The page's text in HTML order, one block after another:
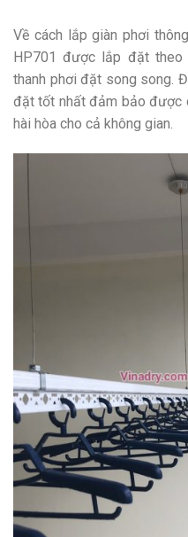
Về cách lắp giàn phơi
HP701 được lắp đặt
thanh phơi đặt song song.
đặt tốt nhất đảm bảo được
hài hòa cho cả không gian.